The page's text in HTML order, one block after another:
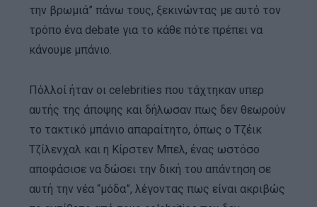
την βρωμιά” πάνω τους, ξεκινώντας με αυτό τον
τρόπο ένα debate για το κάθε πότε πρέπει να
κάνουμε μπάνιο.
Πόλλοί ήταν οι celebrities που τάχτηκαν υπερ
αυτής της άποψης και δήλωσαν πως δεν θεωρούν
το τακτικό μπάνιο απαραίτητο, όπως ο Τζέικ
Τζίλενχαλ και η Κίρστεν Μπελ, ένας ωστόσο
αποφάσισε να δώσει την δική του απάντηση σε
αυτή την νέα “μόδα”, λέγοντας πως είναι ακριβώς